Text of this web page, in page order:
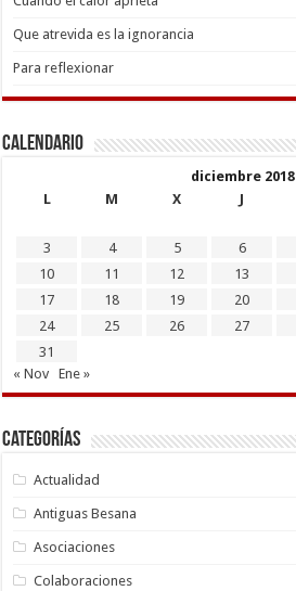
Que atrevida es la ignorancia
Para reflexionar
Calendario
diciembre 2018
L
M X J
3
4 5 6
10
11 12 13
17
18 19 20
24
25 26 27
31
« Nov
Ene »
Categorías
Actualidad
Antiguas Besana
Asociaciones
Colaboraciones